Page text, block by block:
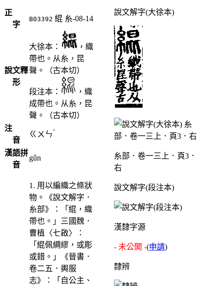
正
字
B03392 緄 糸-08-14
說文釋
形
大徐本：
，織
帶也。从糸，昆
聲。（古本切）
段注本：
，織
成帶也。从糸，昆
聲。（古本切）
注
音
ㄍㄨㄣˇ
漢語拼
音
gǔn
1. 用以編織之條狀
物。《說文解字．
糸部》：「緄，織
帶也。」三國魏．
曹植〈七啟〉：
「緄佩綢繆，或彫
或錯。」《晉書．
卷二五．輿服
志》：「自公主、
說文解字(大徐本)
糸部．卷一三上．頁3．
右
說文解字(段注本)
漢隸字源
- 未公開 -(申請)
隸辨